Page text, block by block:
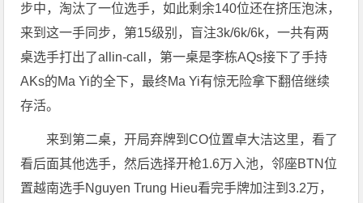
步中，淘汰了一位选手，如此剩余140位还在挤压泡沫，
来到这一手同步，第15级别，盲注3k/6k/6k，一共有两
桌选手打出了allin-call，第一桌是李栋AQs接下了手持
AKs的Ma Yi的全下，最终Ma Yi有惊无险拿下翻倍继续
存活。
来到第二桌，开局弃牌到CO位置卓大洁这里，看了
看后面其他选手，然后选择开枪1.6万入池，邻座BTN位
置越南选手Nguyen Trung Hieu看完手牌加注到3.2万，